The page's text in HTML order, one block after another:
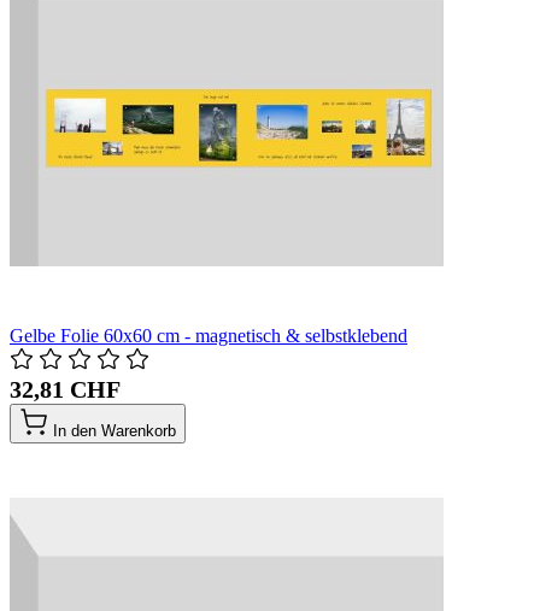
Gelbe Folie 60x60 cm - magnetisch & selbstklebend
32,81 CHF
In den Warenkorb